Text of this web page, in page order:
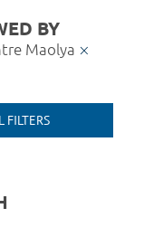
BY
Maolya
FILTERS